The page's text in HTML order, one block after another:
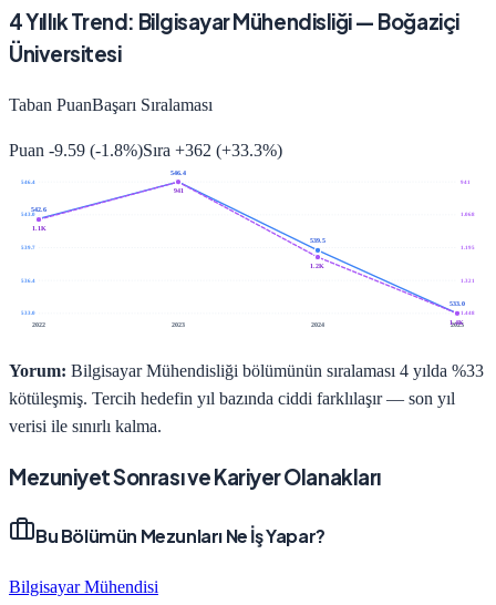
4Yıllık Trend: Bilgisayar Mühendisliği— Boğaziçi
Üniversitesi
Taban PuanBaşarı Sıralaması
Puan -9.59 (-1.8%)Sıra +362 (+33.3%)
546.4 941
543.0 1.068
539.7 1.195
536.4 1.321
533.0
1.448
2022
2023 2024 2025
542.6
546.4
539.5
533.0
1.1K
941
1.2K
1.4K
Yorum: Bilgisayar Mühendisliği bölümünün sıralaması 4 yılda %33
kötüleşmiş. Tercih hedefin yıl bazında ciddi farklılaşır — son yıl
verisi ile sınırlı kalma.
Mezuniyet Sonrası ve Kariyer Olanakları
Bu Bölümün Mezunları Ne İş Yapar?
Bilgisayar Mühendisi